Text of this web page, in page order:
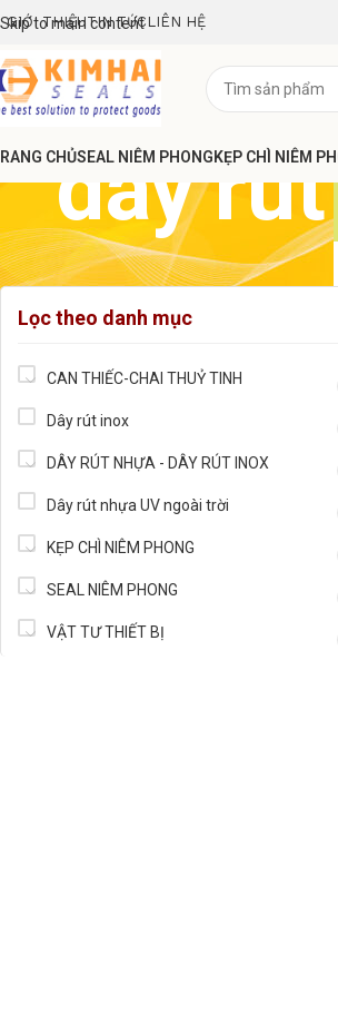
Skip to main content
GIỚI THIỆUTIN TỨC LIÊN HỆ
CHỦSEAL NIÊM PHONGKẸP CHÌ NIÊM
dây
Lọc theo danh mục
CAN THIẾC-CHAI THUỶ TINH
Dây rút inox
DÂY RÚT NHỰA - DÂY RÚT INOX
Dây rút nhựa UV ngoài trời
KẸP CHÌ NIÊM PHONG
SEAL NIÊM PHONG
VẬT TƯ THIẾT BỊ